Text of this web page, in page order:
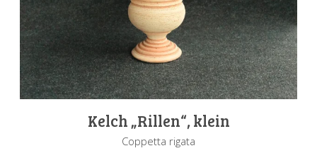
Kelch „Rillen“, klein
Coppetta rigata